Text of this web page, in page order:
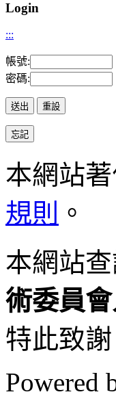
Login
:::
帳號:
密碼:
本網站
規則
。
本網站
術委員
特此致謝
Powered